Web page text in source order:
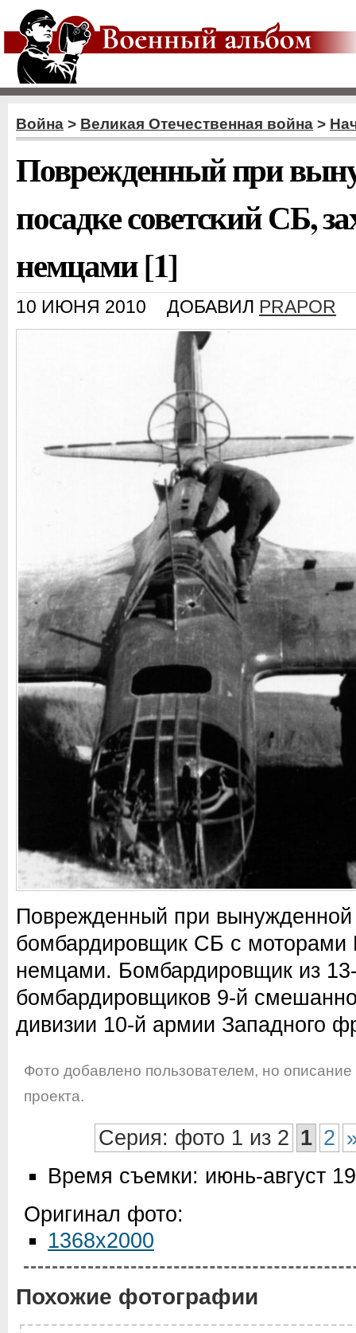
Война > Великая Отечественная война >
Поврежденный при
посадке советский СБ,
немцами [1]
10 ИЮНЯ 2010 ДОБАВИЛ PRAPOR
Поврежденный при вынужденной
бомбардировщик СБ с моторами
немцами. Бомбардировщик из
бомбардировщиков 9-й
дивизии 10-й армии Западного
Фото добавлено пользователем, но
проекта.
Серия: фото 1 из 2 1 2
Время съемки: июнь-август
Оригинал фото:
1368x2000
Похожие фотографии